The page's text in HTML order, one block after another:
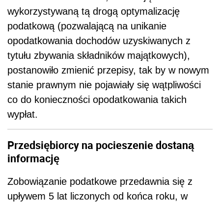
wykorzystywaną tą drogą optymalizację
podatkową (pozwalającą na unikanie
opodatkowania dochodów uzyskiwanych z
tytułu zbywania składników majątkowych),
postanowiło zmienić przepisy, tak by w nowym
stanie prawnym nie pojawiały się wątpliwości
co do konieczności opodatkowania takich
wypłat.
Przedsiębiorcy na pocieszenie dostaną
informację
Zobowiązanie podatkowe przedawnia się z
upływem 5 lat liczonych od końca roku, w